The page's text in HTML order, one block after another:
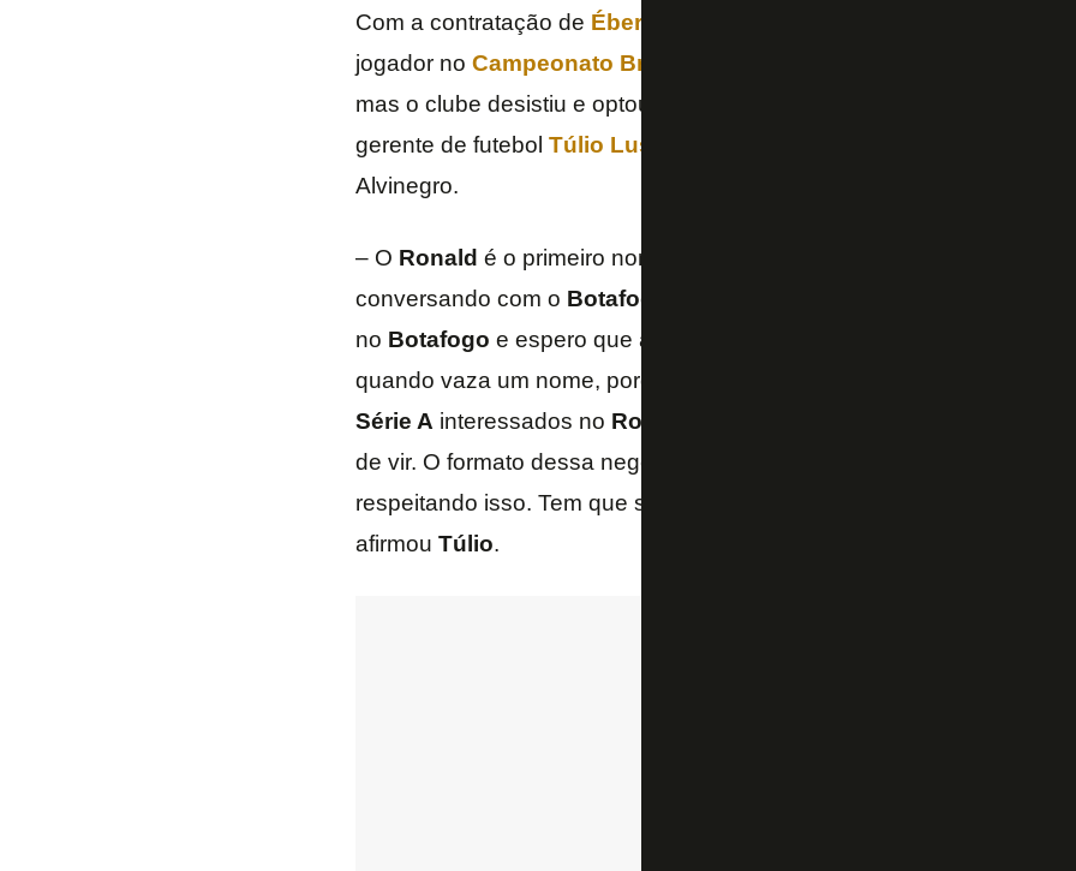
Com a contratação de Éber Bessa
jogador no Campeonato Brasileiro
mas o clube desistiu e optou por priorizar
gerente de futebol Túlio Lustosa
Alvinegro.
– O Ronald é o primeiro nome que tentamos buscar e estamos
conversando com o Botafogo-SP
no Botafogo e espero que a gente entre num acordo o mais rápido
quando vaza um nome, porque pode mudar tudo, já apareceram
Série A interessados no Ronald
de vir. O formato dessa negociação será discutido com o
respeitando isso. Tem que ser um negócio bom para os dois clubes
afirmou Túlio.